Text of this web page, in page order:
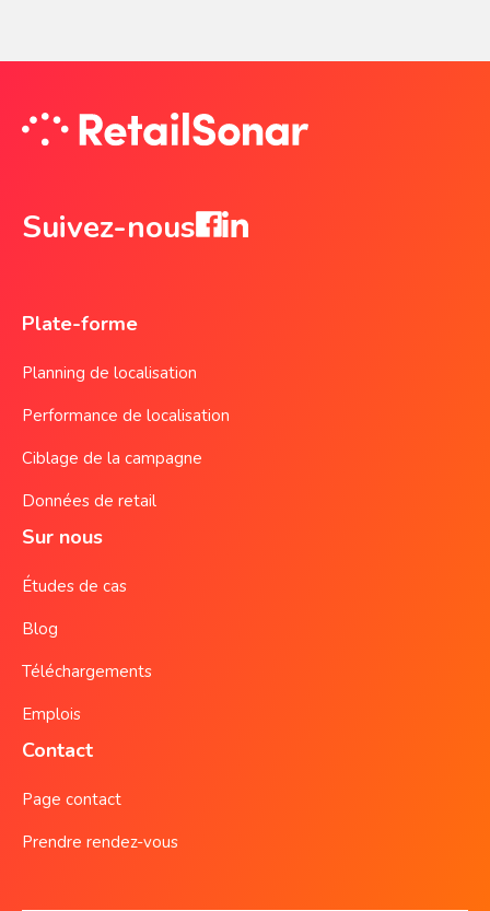
Suivez-nous
Plate-forme
Planning de localisation
Performance de localisation
Ciblage de la campagne
Données de retail
Sur nous
Études de cas
Blog
Téléchargements
Emplois
Contact
Page contact
Prendre rendez-vous